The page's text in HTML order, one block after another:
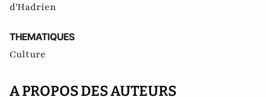
d'Hadrien
THEMATIQUES
Culture
A PROPOS DES AUTEURS